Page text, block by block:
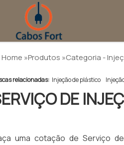
Home »Produtos »Categoria -
relacionadas: Injeção de plástico
DE
uma cotação de Serviço